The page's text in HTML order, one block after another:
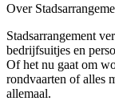
Over
Stadsarrangement
bedrijfsuitjes en
Of het nu gaat om
rondvaarten of alles
allemaal.